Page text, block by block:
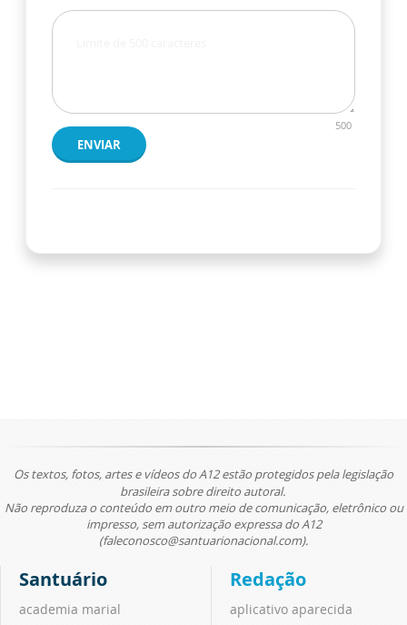
500
ENVIAR
Os textos, fotos, artes e vídeos do A12 estão protegidos pela legislação
brasileira sobre direito autoral.
Não reproduza o conteúdo em outro meio de comunicação, eletrônico ou
impresso, sem autorização expressa do A12
(faleconosco@santuarionacional.com).
Santuário
academia marial
Redação
aplicativo aparecida